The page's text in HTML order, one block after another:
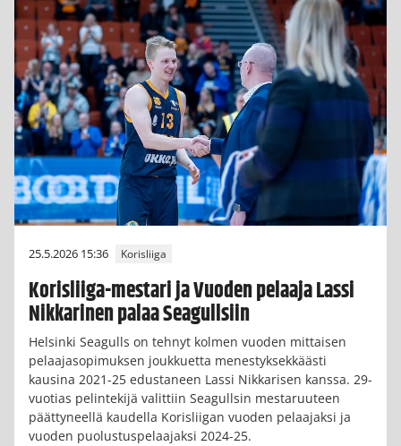
25.5.2026 15:36 Korisliiga
Korisliiga-mestari ja Vuoden pelaaja Lassi
Nikkarinen palaa Seagullsiin
Helsinki Seagulls on tehnyt kolmen vuoden mittaisen
pelaajasopimuksen joukkuetta menestyksekkäästi
kausina 2021-25 edustaneen Lassi Nikkarisen kanssa. 29-
vuotias pelintekijä valittiin Seagullsin mestaruuteen
päättyneellä kaudella Korisliigan vuoden pelaajaksi ja
vuoden puolustuspelaajaksi 2024-25.